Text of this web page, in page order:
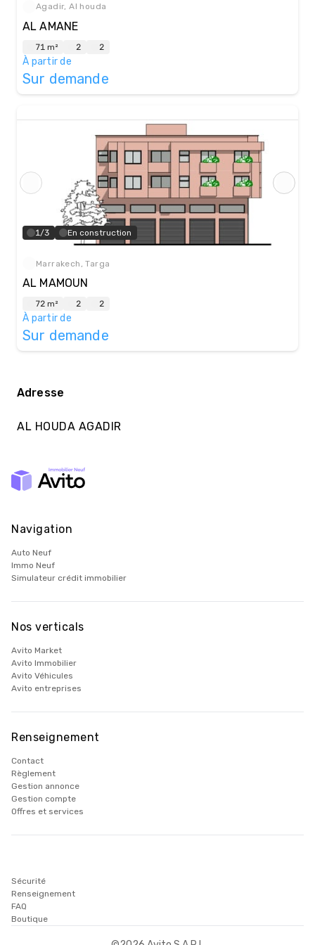
- Cafés et restaurants
Agadir, Al houda
AL AMANE
71 m² 2 2
À partir de
Sur demande
1/3 En construction
Marrakech, Targa
AL MAMOUN
72 m² 2 2
À partir de
Sur demande
Adresse
AL HOUDA AGADIR
Navigation
Auto Neuf
Immo Neuf
Simulateur crédit immobilier
Nos verticals
Avito Market
Avito Immobilier
Avito Véhicules
Avito entreprises
Renseignement
Contact
Règlement
Gestion annonce
Gestion compte
Offres et services
Sécurité
Renseignement
FAQ
Boutique